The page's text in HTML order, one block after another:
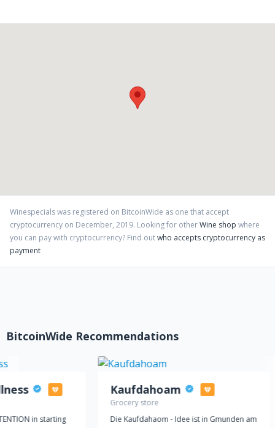
Weinlagerservice in unserem Weinlager in Nürtingen zu
Winespecialswas registered on BitcoinWide as one that accept
cryptocurrency on December, 2019. Looking for otherWine shop where
you can pay with cryptocurrency? Find outwho accepts cryptocurrency as
payment
BitcoinWide Recommendations
in starting
Kaufdahoam
Grocery store
Die Kaufdahaom - Idee ist in Gmunden am